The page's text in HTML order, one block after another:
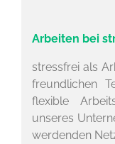
Arbeiten bei
stressfrei als
freundlichen
flexible
unseres
werdenden